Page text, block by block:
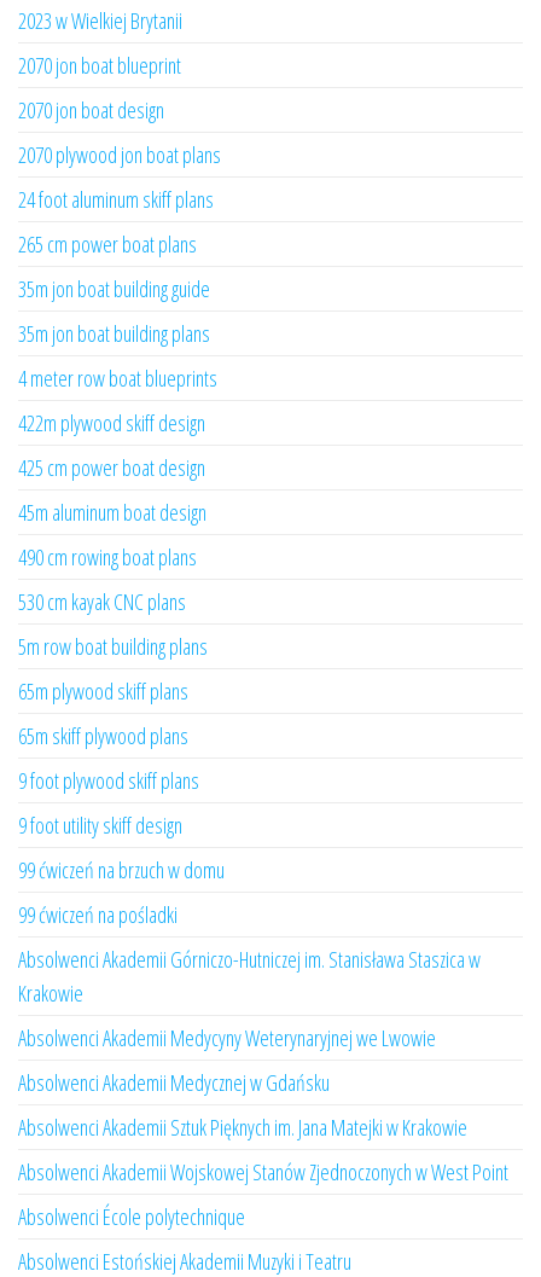
2023 w Wielkiej Brytanii
2070 jon boat blueprint
2070 jon boat design
2070 plywood jon boat plans
24 foot aluminum skiff plans
265 cm power boat plans
35m jon boat building guide
35m jon boat building plans
4 meter row boat blueprints
422m plywood skiff design
425 cm power boat design
45m aluminum boat design
490 cm rowing boat plans
530 cm kayak CNC plans
5m row boat building plans
65m plywood skiff plans
65m skiff plywood plans
9 foot plywood skiff plans
9 foot utility skiff design
99 ćwiczeń na brzuch w domu
99 ćwiczeń na pośladki
Absolwenci Akademii Górniczo-Hutniczej im. Stanisława Staszica w
Krakowie
Absolwenci Akademii Medycyny Weterynaryjnej we Lwowie
Absolwenci Akademii Medycznej w Gdańsku
Absolwenci Akademii Sztuk Pięknych im. Jana Matejki w Krakowie
Absolwenci Akademii Wojskowej Stanów Zjednoczonych w West Point
Absolwenci École polytechnique
Absolwenci Estońskiej Akademii Muzyki i Teatru